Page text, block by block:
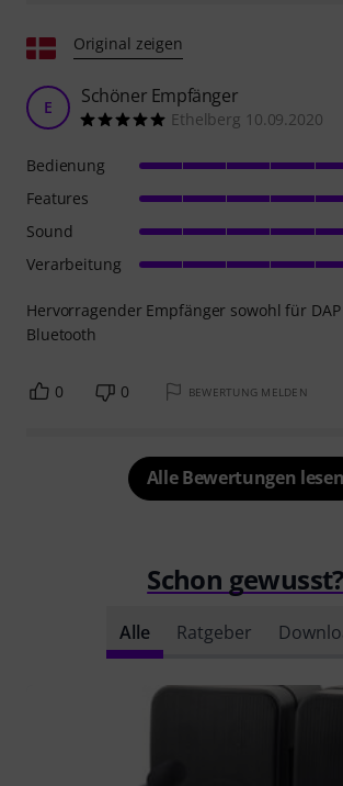
Original zeigen
E Schöner Empfänger
Ethelberg 10.09.2020
Hervorragender Empfänger sowohl für
Bluetooth
Bedienung
Features
Sound
Verarbeitung
0 0 BEWERTUNG MELDEN
Alle Bewertungen lesen
Schon gewusst?
Alle Ratgeber